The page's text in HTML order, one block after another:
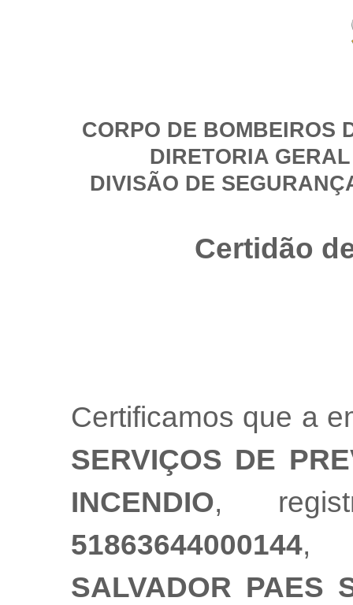
CORPO DE BOMBEIROS
DIRETORIA
DIVISÃO DE
Certidão
Certificamos que a
SERVIÇOS DE
INCENDIO,
51863644000144,
SALVADOR PAES